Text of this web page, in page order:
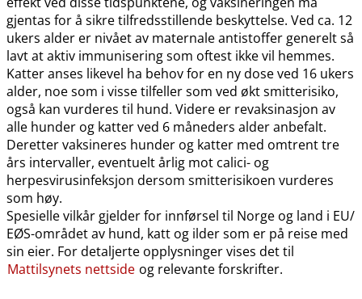
gjentas for å sikre tilfredsstillende beskyttelse. Ved ca. 12
ukers alder er nivået av maternale antistoffer generelt så
lavt at aktiv immunisering som oftest ikke vil hemmes.
Katter anses likevel ha behov for en ny dose ved 16 ukers
alder, noe som i visse tilfeller som ved økt smitterisiko,
også kan vurderes til hund. Videre er revaksinasjon av
alle hunder og katter ved 6 måneders alder anbefalt.
Deretter vaksineres hunder og katter med omtrent tre
års intervaller, eventuelt årlig mot calici- og
herpesvirusinfeksjon dersom smitterisikoen vurderes
som høy.
Spesielle vilkår gjelder for innførsel til Norge og land i EU​/​
EØS-området av hund, katt og ilder som er på reise med
sin eier. For detaljerte opplysninger vises det til
Mattilsynets nettside og relevante forskrifter.